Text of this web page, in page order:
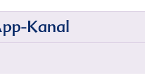
Kanal